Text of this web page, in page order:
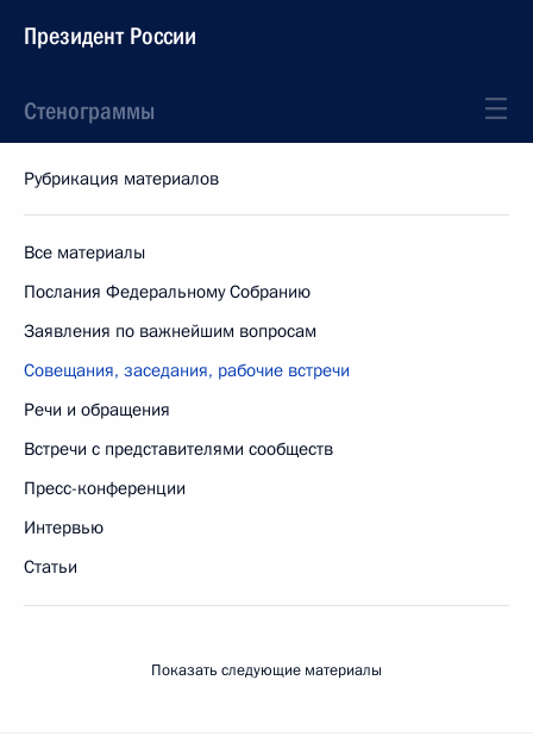
Президент России
Стенограммы
Рубрикация материалов
Все материалы
Послания Федеральному Собранию
Заявления по важнейшим вопросам
Совещания, заседания, рабочие встречи
Речи и обращения
Встречи с представителями сообществ
Пресс-конференции
Интервью
Статьи
Показать следующие материалы